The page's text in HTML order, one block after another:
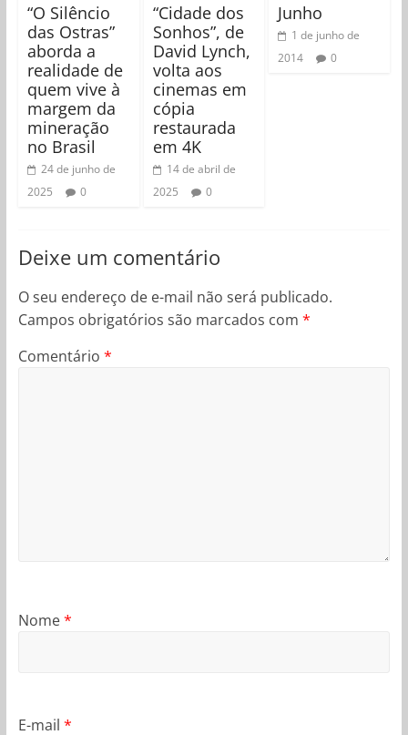
“O Silêncio
das Ostras”
aborda a
realidade de
quem vive à
margem da
mineração
no Brasil
24 de junho de
2025
0
“Cidade dos
Sonhos”, de
David Lynch,
volta aos
cinemas em
cópia
restaurada
em 4K
14 de abril de
2025
0
Junho
1 de junho de
2014
0
Deixe um comentário
O seu endereço de e-mail não será publicado.
Campos obrigatórios são marcados com *
Comentário *
Nome*
E-mail *